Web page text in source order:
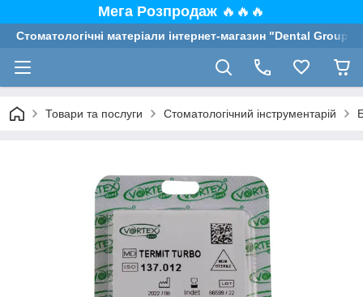
Мега Розпродаж 🔥🔥🔥
Стоматологічні матеріали інтернет-магазин "Dental Group"
Товари та послуги Стоматологічний інструментарій